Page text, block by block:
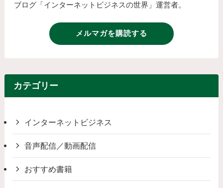
ブログ「インターネットビジネスの世界」運営者。
メルマガを購読する
カテゴリー
インターネットビジネス
音声配信／動画配信
おすすめ書籍